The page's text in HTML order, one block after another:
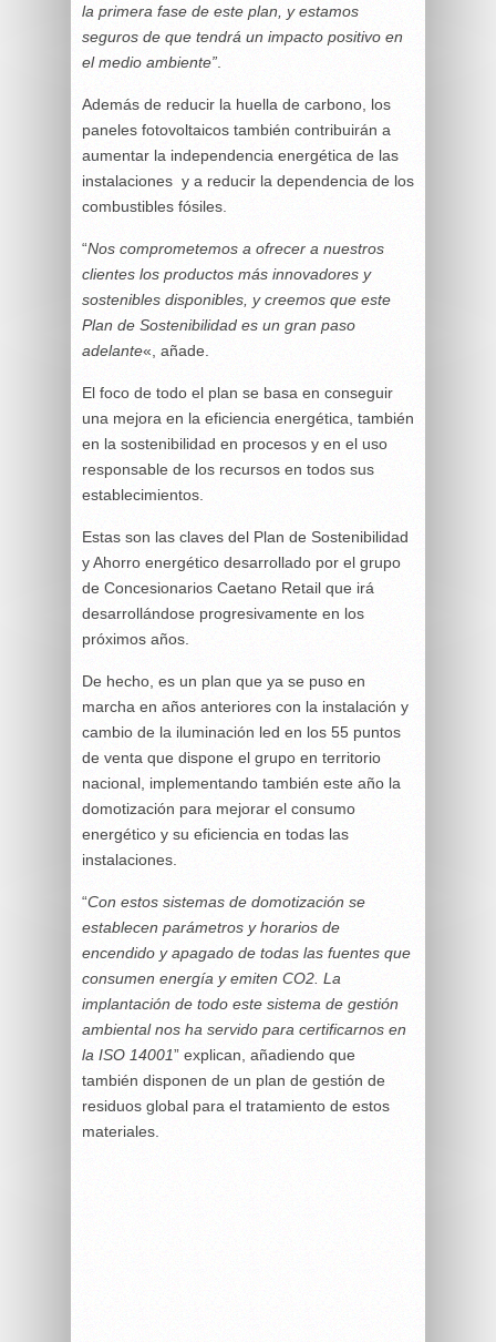
la primera fase de este plan, y estamos
seguros de que tendrá un impacto positivo en
el medio ambiente”
Además de reducir la huella de carbono, los
paneles fotovoltaicos también contribuirán a
aumentar la independencia energética de las
instalaciones y a reducir la dependencia de los
combustibles fósiles.
“Nos comprometemos a ofrecer a nuestros
clientes los productos más innovadores y
sostenibles disponibles, y creemos que este
Plan de Sostenibilidad es un gran paso
adelante«, añade.
El foco de todo el plan se basa en conseguir
una mejora en la eficiencia energética, también
en la sostenibilidad en procesos y en el uso
responsable de los recursos en todos sus
establecimientos.
Estas son las claves del Plan de Sostenibilidad
y Ahorro energético desarrollado por el grupo
de Concesionarios Caetano Retail que irá
desarrollándose progresivamente en los
próximos años.
De hecho, es un plan que ya se puso en
marcha en años anteriores con la instalación y
cambio de la iluminación led en los 55 puntos
de venta que dispone el grupo en territorio
nacional, implementando también este año la
domotización para mejorar el consumo
energético y su eficiencia en todas las
instalaciones.
“Con estos sistemas de domotización se
establecen parámetros y horarios de
encendido y apagado de todas las fuentes que
consumen energía y emiten CO2. La
implantación de todo este sistema de gestión
ambiental nos ha servido para certificarnos en
la ISO 14001” explican, añadiendo que
también disponen de un plan de gestión de
residuos global para el tratamiento de estos
materiales.